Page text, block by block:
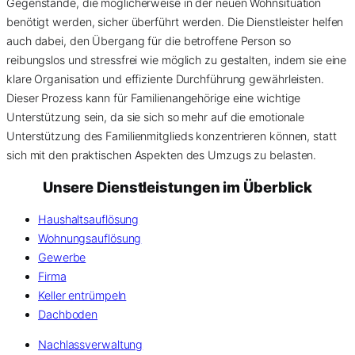
benötigt werden, sicher überführt werden. Die Dienstleister helfen
auch dabei, den Übergang für die betroffene Person so
reibungslos und stressfrei wie möglich zu gestalten, indem sie eine
klare Organisation und effiziente Durchführung gewährleisten.
Dieser Prozess kann für Familienangehörige eine wichtige
Unterstützung sein, da sie sich so mehr auf die emotionale
Unterstützung des Familienmitglieds konzentrieren können, statt
sich mit den praktischen Aspekten des Umzugs zu belasten.
Unsere Dienstleistungen im Überblick
Haushaltsauflösung
Wohnungsauflösung
Gewerbe
Firma
Keller entrümpeln
Dachboden
Nachlassverwaltung